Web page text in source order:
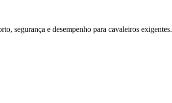
segurança e desempenho para cavaleiros exigentes.